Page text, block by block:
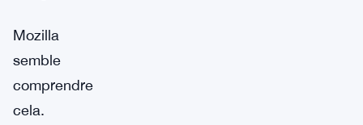
Mozilla
semble
comprendre
cela.